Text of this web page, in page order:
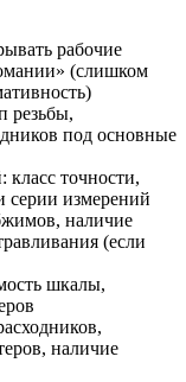
рабочие
(слишком
резьбы,
под основные
класс точности,
серии измерений
наличие
(если
шкалы,
наличие